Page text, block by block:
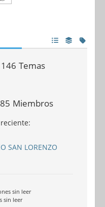
146 Temas
85 Miembros
SAN LORENZO
sin leer
sin leer